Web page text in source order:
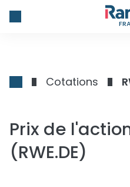
Cotations
Prix de
(RWE.DE)